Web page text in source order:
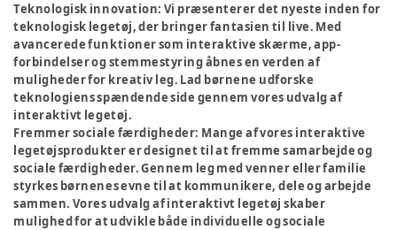
Teknologisk innovation: Vi præsenterer det nyeste inden for
teknologisk legetøj, der bringer fantasien til live. Med
avancerede funktioner som interaktive skærme, app-
forbindelser og stemmestyring åbnes en verden af
muligheder for kreativ leg. Lad børnene udforske
teknologiens spændende side gennem vores udvalg af
interaktivt legetøj.
Fremmer sociale færdigheder: Mange af vores interaktive
legetøjsprodukter er designet til at fremme samarbejde og
sociale færdigheder. Gennem leg med venner eller familie
styrkes børnenes evne til at kommunikere, dele og arbejde
sammen. Vores udvalg af interaktivt legetøj skaber
mulighed for at udvikle både individuelle og sociale